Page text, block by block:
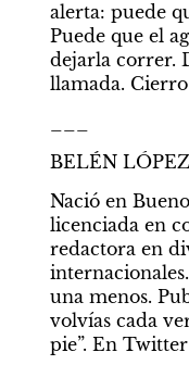
alerta: puede
Puede que el
dejarla correr.
llamada.
BELÉN
Nació en
licenciada en
redactora en
una menos.
volvías cada
pie”. En